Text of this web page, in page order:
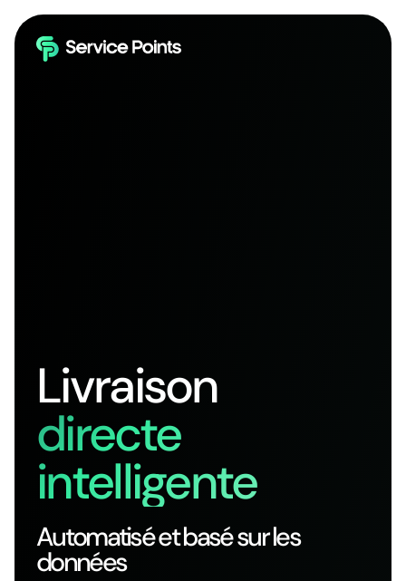
Livraison
directe
intelligente
Automatisé et basé sur les
données